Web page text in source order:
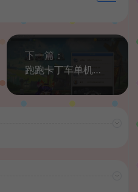
下一篇：
跑跑卡丁车单机一键启动支持AI组队竞速剧情全解锁黑色甲壳虫X